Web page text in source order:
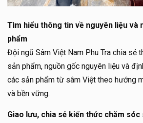
Tìm hiểu thông tin về nguyên liệu và
phẩm
Đội ngũ Sâm Việt Nam Phu Tra chia sẻ
sản phẩm, nguồn gốc nguyên liệu và
các sản phẩm từ sâm Việt theo hướng
và bền vững.
Giao lưu, chia sẻ kiến thức chăm